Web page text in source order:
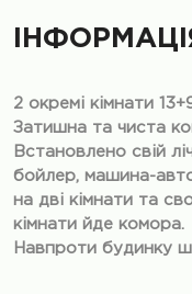
2 окремі кімнати
Затишна та чиста
Встановлено свій
бойлер, машина-
на дві кімнати та
кімнати йде комора.
Навпроти будинку